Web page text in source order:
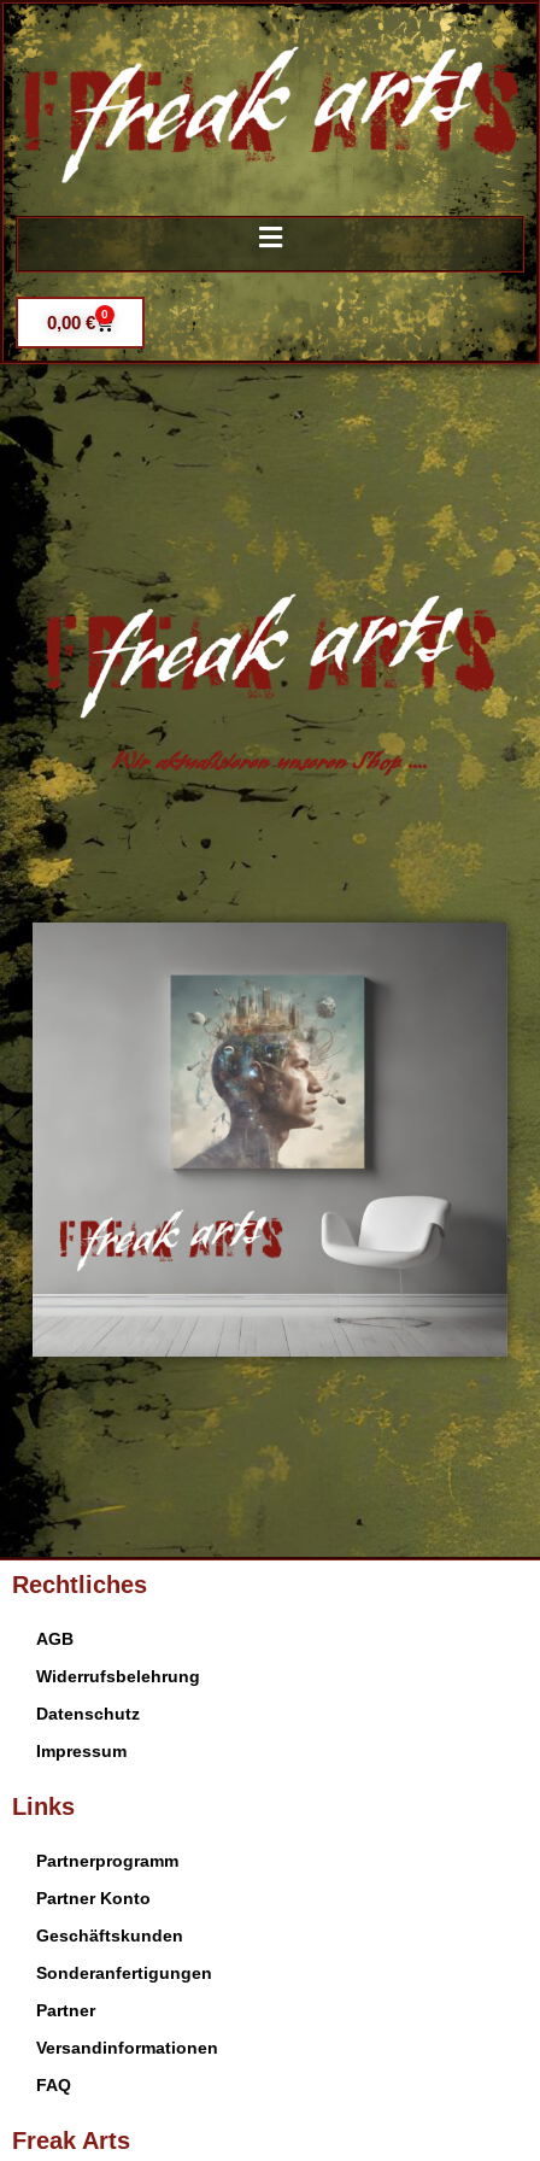
0,00 € 0
Wir aktualisieren unseren Shop ....
Rechtliches
AGB
Widerrufsbelehrung
Datenschutz
Impressum
Links
Partnerprogramm
Partner Konto
Geschäftskunden
Sonderanfertigungen
Partner
Versandinformationen
FAQ
Freak Arts